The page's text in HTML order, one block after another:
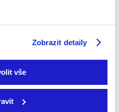
Zobrazit detaily
vše